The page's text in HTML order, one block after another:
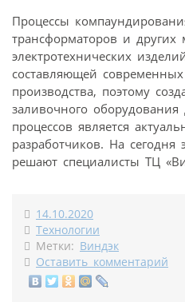
Процессы
трансформаторов и других
электротехнических
составляющей
производства, поэтому
заливочного
процессов является
разработчиков. На сегодня
решают специалисты ТЦ
14.10.2020
Технологии
Метки: Виндэк
Оставить комментарий